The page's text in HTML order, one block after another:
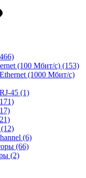
(100 Мбит/с) (153)
(1000 Мбит/с)
45 (1)
(12)
(6)
(66)
(2)